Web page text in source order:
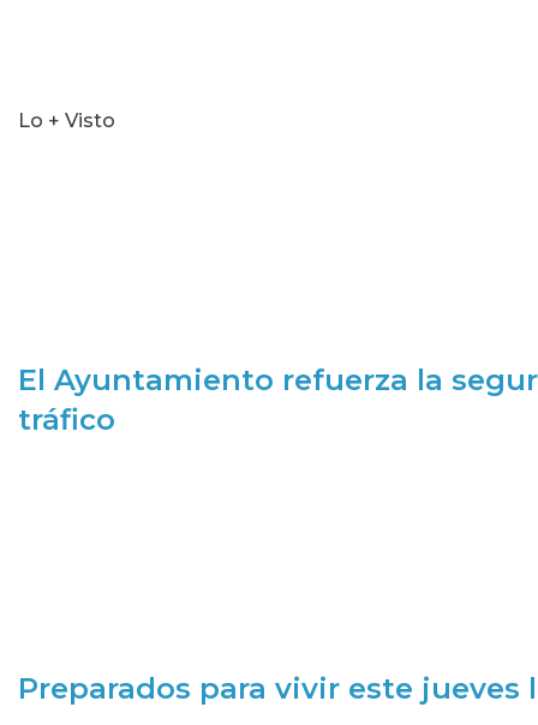
Lo + Visto
El Ayuntamiento refuerza la
tráfico
Preparados para vivir este jueves